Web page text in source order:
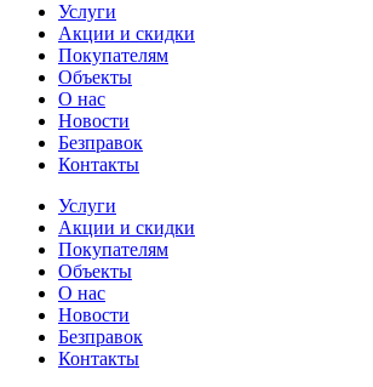
Услуги
Акции и скидки
Покупателям
Объекты
О нас
Новости
Безправок
Контакты
Услуги
Акции и скидки
Покупателям
Объекты
О нас
Новости
Безправок
Контакты